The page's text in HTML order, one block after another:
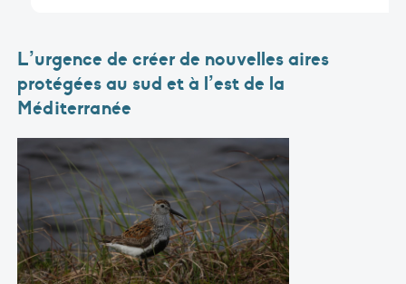
L’urgence de créer de nouvelles aires
protégées au sud et à l’est de la
Méditerranée